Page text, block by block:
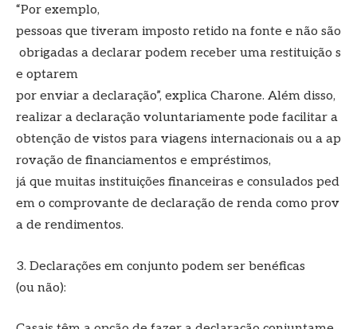
“Por exemplo,
pessoas que tiveram imposto retido na fonte e não são
obrigadas a declarar podem receber uma restituição s
e optarem
por enviar a declaração”, explica Charone. Além disso,
realizar a declaração voluntariamente pode facilitar a
obtenção de vistos para viagens internacionais ou a ap
rovação de financiamentos e empréstimos,
já que muitas instituições financeiras e consulados ped
em o comprovante de declaração de renda como prov
a de rendimentos.
3. Declarações em conjunto podem ser benéficas
(ou não):